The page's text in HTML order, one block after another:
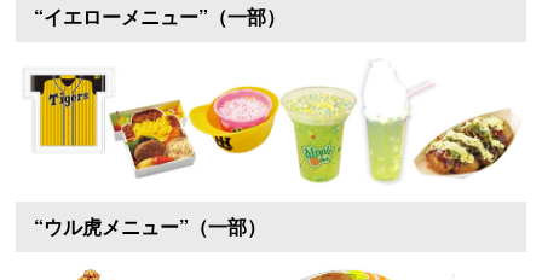
“イエローメニュー”（一部）
“ウル虎メニュー”（一部）